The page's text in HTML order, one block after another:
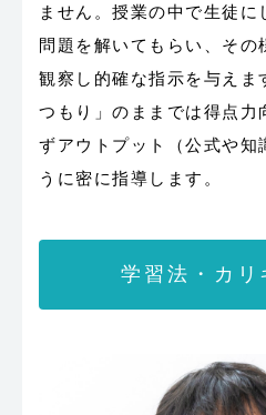
ません。授業の中で生徒に
問題を解いてもらい、その
観察し的確な指示を与えま
つもり」のままでは得点力
ずアウトプット（公式や知
うに密に指導します。
学習法・カリ